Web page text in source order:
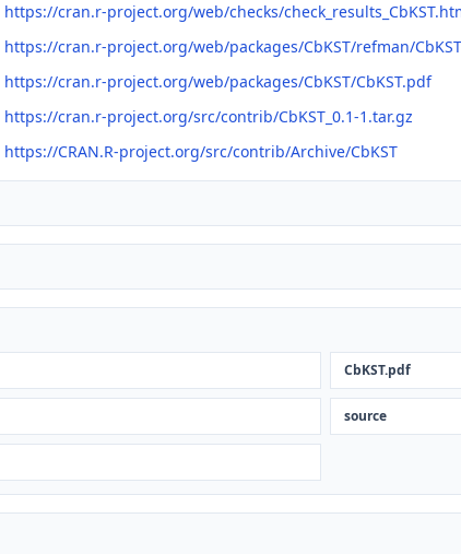
https://cran.r-project.org/web/checks/
https://cran.r-project.org/web/packages/CbKST/refman/
https://cran.r-project.org/web/packages/CbKST/CbKST.pdf
https://cran.r-project.org/src/contrib/CbKST_0.1-1.tar.gz
https://CRAN.R-project.org/src/contrib/Archive/CbKST
CbKST.pdf
source